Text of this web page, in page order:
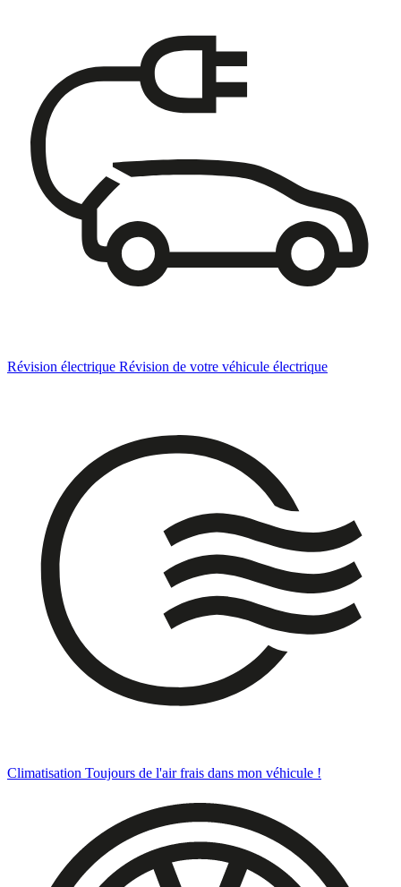
Révision électrique Révision de votre véhicule électrique
Climatisation Toujours de l'air frais dans mon véhicule !